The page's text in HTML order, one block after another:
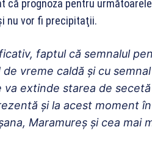
că prognoza pentru
nu vor fi precipitaţii.
faptul că semnalul
vreme caldă şi cu
va extinde starea de
şi la acest moment
Maramureş şi cea mai